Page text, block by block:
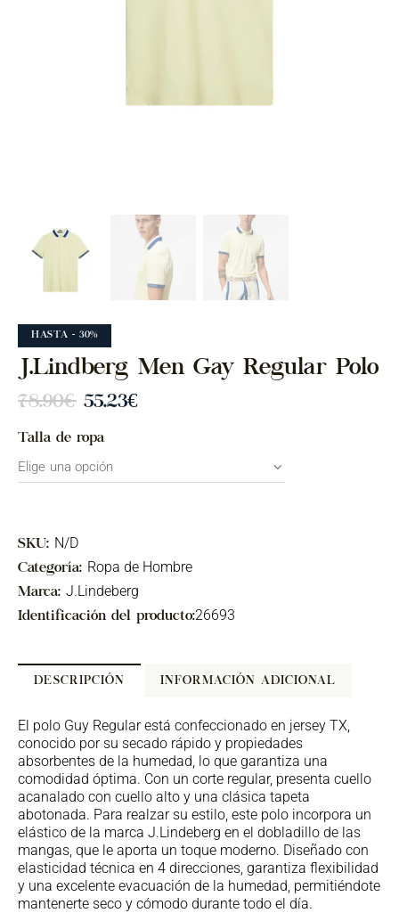
HASTA - 30%
J.Lindberg Men Gay Regular Polo
78.90€ 55.23€
Talla de ropa
SKU: N/D
Categoría: Ropa de Hombre
Marca: J.Lindeberg
Identificación del producto:26693
DESCRIPCIÓN INFORMACIÓN ADICIONAL
El polo Guy Regular está confeccionado en jersey TX,
conocido por su secado rápido y propiedades
absorbentes de la humedad, lo que garantiza una
comodidad óptima. Con un corte regular, presenta cuello
acanalado con cuello alto y una clásica tapeta
abotonada. Para realzar su estilo, este polo incorpora un
elástico de la marca J.Lindeberg en el dobladillo de las
mangas, que le aporta un toque moderno. Diseñado con
elasticidad técnica en 4 direcciones, garantiza flexibilidad
y una excelente evacuación de la humedad, permitiéndote
mantenerte seco y cómodo durante todo el día.